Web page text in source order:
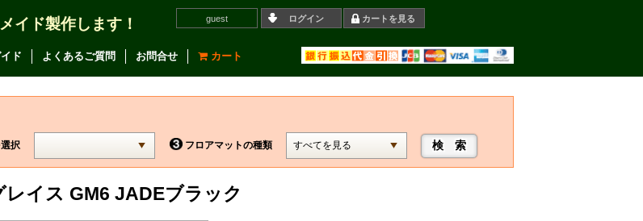
イド製作します！ guest ログイン カートを見る
ド よくあるご質問 お問合せ カート
択 フロアマットの種類
レイス GM6 JADEブラック